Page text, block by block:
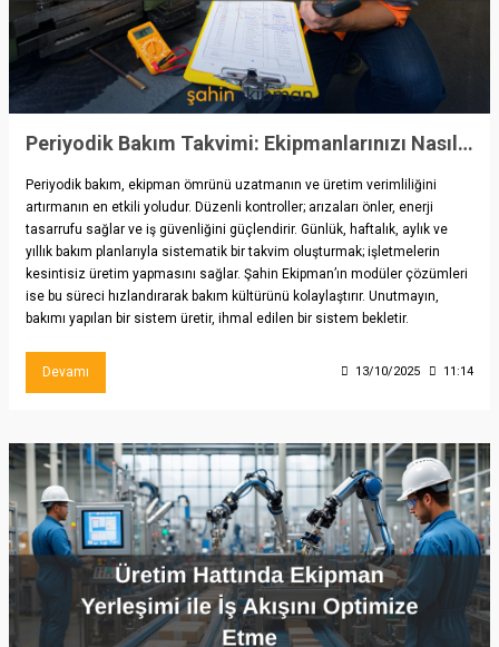
Periyodik Bakım Takvimi: Ekipmanlarınızı Nasıl Uzun Ömürlü Tutarsınız?
Periyodik bakım, ekipman ömrünü uzatmanın ve üretim verimliliğini
artırmanın en etkili yoludur. Düzenli kontroller; arızaları önler, enerji
tasarrufu sağlar ve iş güvenliğini güçlendirir. Günlük, haftalık, aylık ve
yıllık bakım planlarıyla sistematik bir takvim oluşturmak; işletmelerin
kesintisiz üretim yapmasını sağlar. Şahin Ekipman’ın modüler çözümleri
ise bu süreci hızlandırarak bakım kültürünü kolaylaştırır. Unutmayın,
bakımı yapılan bir sistem üretir, ihmal edilen bir sistem bekletir.
Devamı 13/10/2025 11:14